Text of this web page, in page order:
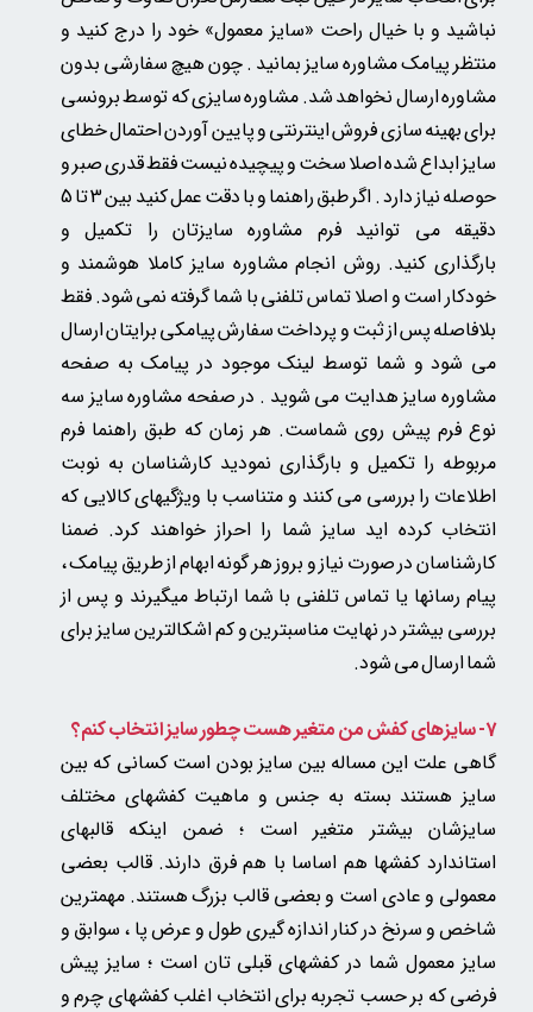
نباشید و با خیال راحت «سایز معمول» خود را درج کنید و
منتظر پیامک مشاوره سایز بمانید . چونهیچ سفارشی بدون
مشاوره ارسال نخواهد شد.مشاوره سایزی که توسط برونسی
برای بهینه سازی فروش اینترنتی و پایین آوردن احتمال خطای
سایز ابداع شده اصلا سخت و پیچیده نیست فقط قدری صبر و
حوصله نیاز دارد . اگر طبق راهنما و با دقت عمل کنید بین 3 تا 5
دقیقه می توانید فرم مشاوره سایزتان را تکمیل و
بارگذاری کنید. روش انجام مشاوره سایز کاملا هوشمند و
خودکار است و اصلا تماس تلفنی با شما گرفته نمی شود. فقط
بلافاصله پس از ثبت و پرداخت سفارش پیامکی برایتان ارسال
می شود و شما توسط لینک موجود در پیامک به صفحه
مشاوره سایز هدایت می شوید . در صفحه مشاوره سایز سه
نوع فرم پیش روی شماست. هر زمان که طبق راهنما فرم
مربوطه را تکمیل و بارگذاری نمودید کارشناسان به نوبت
اطلاعات را بررسی می کنند و متناسب با ویژگیهای کالایی که
انتخاب کرده اید سایز شما را احراز خواهند کرد. ضمنا
کارشناسان در صورت نیاز و بروز هر گونه ابهام از طریق پیامک ،
پیام رسانها یا تماس تلفنی با شما ارتباط میگیرند و پس از
بررسی بیشتر در نهایت مناسبترین و کم اشکالترین سایز برای
شما ارسال می شود.
7- سایزهای کفش من متغیر هست چطور سایز انتخاب کنم؟
گاهی علت این مساله بین سایز بودن است کسانی که بین
سایز هستند بسته به جنس و ماهیت کفشهای مختلف
سایزشان بیشتر متغیر است ؛ ضمن اینکه قالبهای
استاندارد کفشها هم اساسا با هم فرق دارند. قالب بعضی
معمولی و عادی است و بعضی قالب بزرگ هستند. مهمترین
شاخص و سرنخ در کنار اندازه گیری طول و عرض پا ، سوابق و
سایز معمول شما در کفشهای قبلی تان است ؛ سایز پیش
فرضی که بر حسب تجربه برای انتخاب اغلب کفشهای چرم و